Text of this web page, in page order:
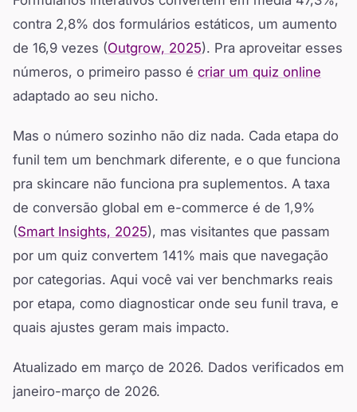
contra 2,8% dos formulários estáticos, um aumento
de 16,9 vezes (Outgrow, 2025). Pra aproveitar esses
números, o primeiro passo é criar um quiz online
adaptado ao seu nicho.
Mas o número sozinho não diz nada. Cada etapa do
funil tem um benchmark diferente, e o que funciona
pra skincare não funciona pra suplementos. A taxa
de conversão global em e-commerce é de 1,9%
(Smart Insights, 2025), mas visitantes que passam
por um quiz convertem 141% mais que navegação
por categorias. Aqui você vai ver benchmarks reais
por etapa, como diagnosticar onde seu funil trava, e
quais ajustes geram mais impacto.
Atualizado em março de 2026. Dados verificados em
janeiro-março de 2026.